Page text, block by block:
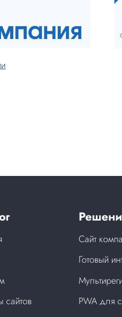
сайтов
Сайт
Готовый
PWA для